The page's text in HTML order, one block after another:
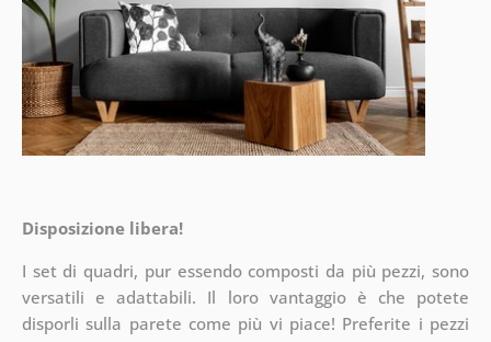
Disposizione libera!
I set di quadri, pur essendo composti da più pezzi, sono
versatili e adattabili. Il loro vantaggio è che potete
disporli sulla parete come più vi piace! Preferite i pezzi